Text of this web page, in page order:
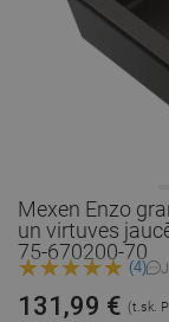
Mexen Enzo
un virtuves
75-670200-70
(4)
131,99 € (t.sk.